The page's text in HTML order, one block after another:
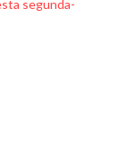
segunda-